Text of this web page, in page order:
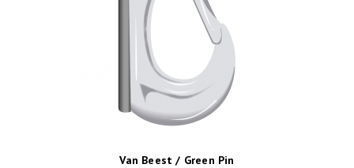
Van Beest / Green Pin